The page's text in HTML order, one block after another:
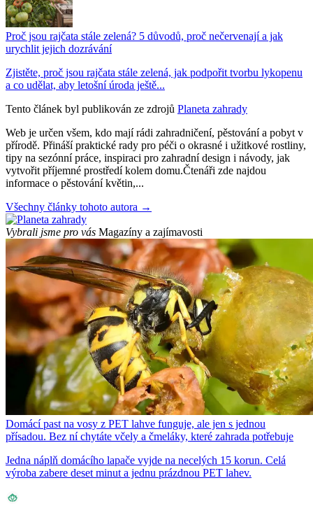
Proč jsou rajčata stále zelená? 5 důvodů, proč nečervenají a jak
urychlit jejich dozrávání
Zjistěte, proč jsou rajčata stále zelená, jak podpořit tvorbu lykopenu
a co udělat, aby letošní úroda ještě...
Tento článek byl publikován ze zdrojů Planeta zahrady
Web je určen všem, kdo mají rádi zahradničení, pěstování a pobyt v
přírodě. Přináší praktické rady pro péči o okrasné i užitkové rostliny,
tipy na sezónní práce, inspiraci pro zahradní design i návody, jak
vytvořit příjemné prostředí kolem domu.Čtenáři zde najdou
informace o pěstování květin,...
Všechny články tohoto autora →
Vybrali jsme pro vás Magazíny a zajímavosti
Domácí past na vosy z PET lahve funguje, ale jen s jednou
přísadou. Bez ní chytáte včely a čmeláky, které zahrada potřebuje
Jedna náplň domácího lapače vyjde na necelých 15 korun. Celá
výroba zabere deset minut a jednu prázdnou PET lahev.